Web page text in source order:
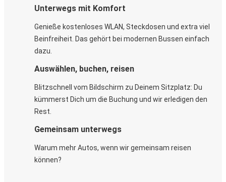
Unterwegs mit Komfort
Genieße kostenloses WLAN, Steckdosen und extra viel
Beinfreiheit. Das gehört bei modernen Bussen einfach
dazu.
Auswählen, buchen, reisen
Blitzschnell vom Bildschirm zu Deinem Sitzplatz: Du
kümmerst Dich um die Buchung und wir erledigen den
Rest.
Gemeinsam unterwegs
Warum mehr Autos, wenn wir gemeinsam reisen
können?